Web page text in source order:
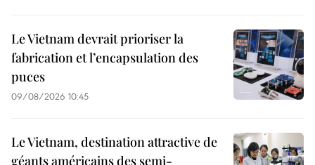
Le Vietnam devrait prioriser la
fabrication et l’encapsulation des
puces
09/08/2026 10:45
Le Vietnam, destination attractive de
géants américains des semi-